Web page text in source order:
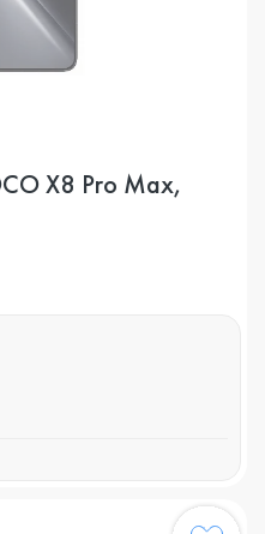
X8 Pro Max,